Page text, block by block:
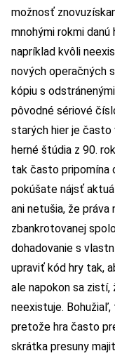
možnosť
mnohými rokmi danú
napríklad kvôli
nových operačných
kópiu s
pôvodné sériové
starých hier je často
herné štúdia z 90.
tak často pripomína
pokúšate nájsť
ani netušia, že
zbankrotovanej
dohadovanie s
upraviť kód hry tak,
ale napokon sa zistí,
neexistuje.
pretože hra často
skrátka presuny